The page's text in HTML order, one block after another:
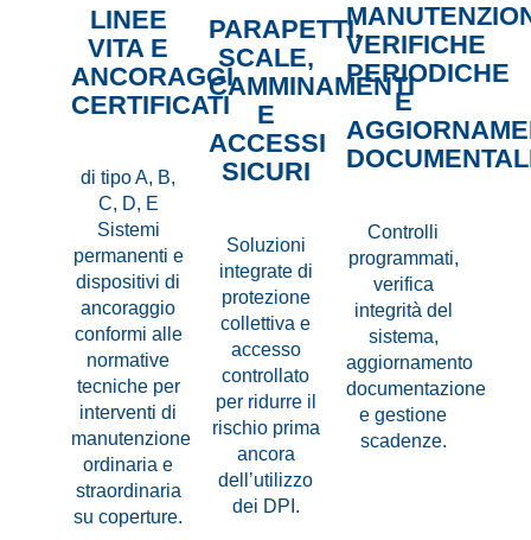
VERIFICHE
PERIODICHE
E
Controlli
programmati,
verifica
integrità del
sistema,
aggiornamento
documentazione
e gestione
scadenze.
PARAPETTI,
SCALE,
CAMMINAMENTI
E
ACCESSI
SICURI
Soluzioni
integrate di
protezione
collettiva e
accesso
controllato
per ridurre il
rischio prima
ancora
dell’utilizzo
dei DPI.
LINEE
VITA E
ANCORAGGI
CERTIFICATI
di tipo A, B,
C, D, E
Sistemi
permanenti e
dispositivi di
ancoraggio
conformi alle
normative
tecniche per
interventi di
manutenzione
ordinaria e
straordinaria
su coperture.